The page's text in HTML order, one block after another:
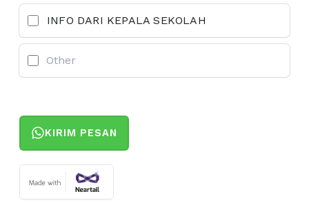
INFO DARI KEPALA SEKOLAH
KIRIM PESAN